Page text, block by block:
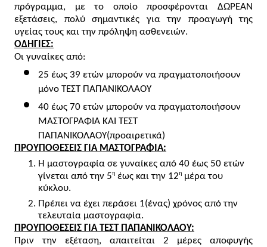
πρόγραμμα, με το οποίο προσφέρονται ΔΩΡΕΑΝ
εξετάσεις, πολύ σημαντικές για την προαγωγή της
υγείας τους και την πρόληψη ασθενειών.
ΟΔΗΓΙΕΣ:
Οι γυναίκες από:
25 έως 39 ετών μπορούν να πραγματοποιήσουν
μόνο ΤΕΣΤ ΠΑΠΑΝΙΚΟΛΑΟΥ
40 έως 70 ετών μπορούν να πραγματοποιήσουν
ΜΑΣΤΟΓΡΑΦΙΑ ΚΑΙ ΤΕΣΤ
ΠΑΠΑΝΙΚΟΛΑΟΥ(προαιρετικά)
ΠΡΟΥΠΟΘΕΣΕΙΣ ΓΙΑ ΜΑΣΤΟΓΡΑΦΙΑ:
Η μαστογραφία σε γυναίκες από 40 έως 50 ετών
γίνεται από την 5η έως και την 12η μέρα του
κύκλου.
Πρέπει να έχει περάσει 1(ένας) χρόνος από την
τελευταία μαστογραφία.
ΠΡΟΥΠΟΘΕΣΕΙΣ ΓΙΑ ΤΕΣΤ ΠΑΠΑΝΙΚΟΛΑΟΥ:
Πριν την εξέταση, απαιτείται 2 μέρες αποφυγής